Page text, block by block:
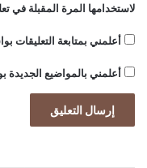
لاستخدامها المرة المقبلة في
أعلمني بمتابعة التعليقات
أعلمني بالمواضيع الجديدة